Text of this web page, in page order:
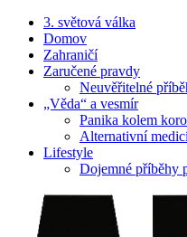
3. světová válka
Domov
Zahraničí
Zaručené pravdy
Neuvěřitelné
„Věda“ a vesmír
Panika kolem
Alternativní
Lifestyle
Dojemné příběhy